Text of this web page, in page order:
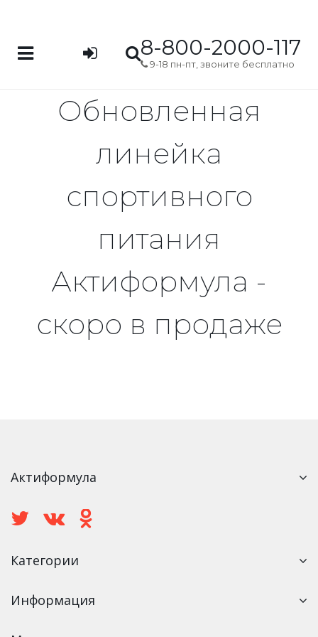
8-800-2000-117
9-18 пн-пт, звоните бесплатно
Обновленная
линейка
спортивного
питания
Актиформула -
скоро в продаже
Актиформула
Категории
Информация